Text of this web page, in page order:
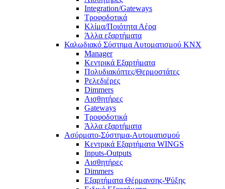
Integration/Gateways
Τροφοδοτικά
Κλίμα/Ποιότητα Αέρα
Άλλα εξαρτήματα
Καλωδιακό Σύστημα Αυτοματισμού KNX
Manager
Κεντρικά Εξαρτήματα
Πολυδιακόπτες/Θερμοστάτες
Ρελεδιέρες
Dimmers
Αισθητήρες
Gateways
Τροφοδοτικά
Άλλα εξαρτήματα
Ασύρματο-Σύστημα-Αυτοματισμού
Κεντρικά Εξαρτήματα WINGS
Inputs-Outputs
Αισθητήρες
Dimmers
Εξαρτήματα Θέρμανσης-Ψύξης